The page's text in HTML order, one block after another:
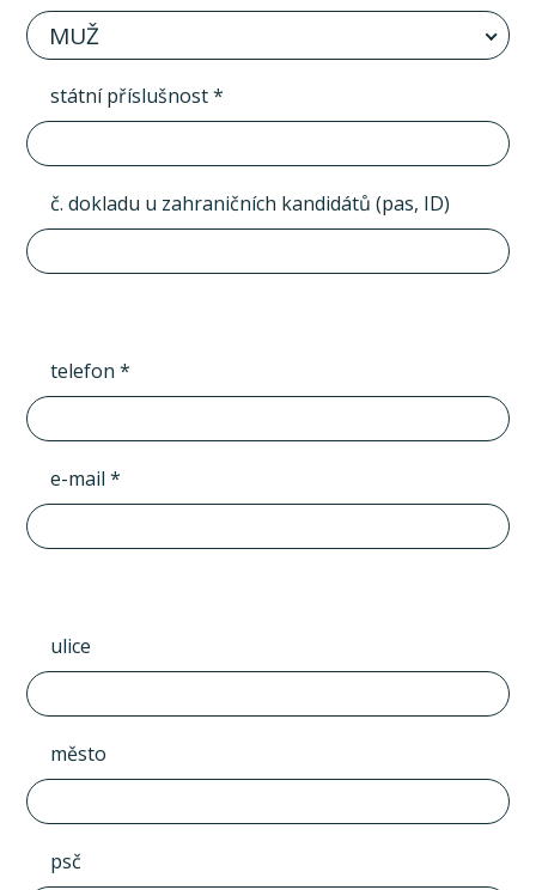
MUŽ
státní příslušnost *
č. dokladu u zahraničních kandidátů (pas, ID)
telefon *
e-mail *
ulice
město
psč